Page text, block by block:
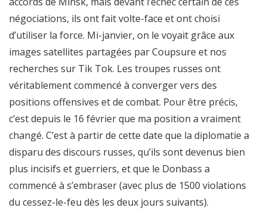
négociations, ils ont fait volte-face et ont choisi
d’utiliser la force. Mi-janvier, on le voyait grâce aux
images satellites partagées par Coupsure et nos
recherches sur Tik Tok. Les troupes russes ont
véritablement commencé à converger vers des
positions offensives et de combat. Pour être précis,
c’est depuis le 16 février que ma position a vraiment
changé. C’est à partir de cette date que la diplomatie a
disparu des discours russes, qu’ils sont devenus bien
plus incisifs et guerriers, et que le Donbass a
commencé à s’embraser (avec plus de 1500 violations
du cessez-le-feu dès les deux jours suivants).